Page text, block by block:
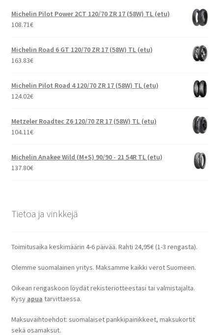
Michelin Pilot Power 2CT 120/70 ZR 17 (58W) TL (etu)
108.71€
Michelin Road 6 GT 120/70 ZR 17 (58W) TL (etu)
163.83€
Michelin Pilot Road 4 120/70 ZR 17 (58W) TL (etu)
124.02€
Metzeler Roadtec Z6 120/70 ZR 17 (58W) TL (etu)
104.11€
Michelin Anakee Wild (M+S) 90/90 - 21 54R TL (etu)
137.80€
Tietoa ja vinkkejä
Toimitusaika keskimäärin 4-6 päivää. Rahti 24,95€ (1-3 rengasta).
Olemme suomalainen yritys. Maksamme kaikki verot Suomeen.
Oikean rengaskoon löydät rekisteriotteestasi tai valmistajalta.
Kysy apua tarvittaessa.
Maksuvaihtoehdot: suomalaiset pankkipainikkeet, maksukortit
sekä osamaksut.